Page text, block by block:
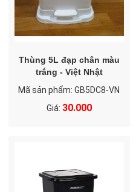
Thùng 5L đạp chân màu
trắng - Việt Nhật
Mã sản phẩm: GB5DC8-VN
Giá: 30.000